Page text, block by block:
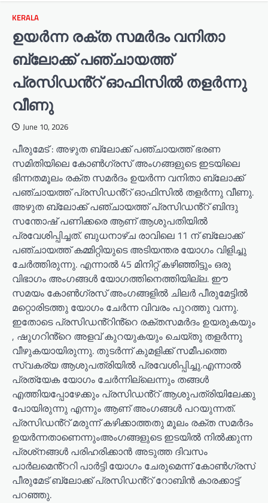
KERALA
ഉയർന്ന രക്ത സമർദം വനിതാ
ബ്ലോക്ക് പഞ്ചായത്ത്
പ്രസിഡൻ്റ് ഓഫിസിൽ തളർന്നു
വീണു
June 10, 2026
പീരുമേട് : അഴുത ബ്ലോക്ക് പഞ്ചായത്ത് ഭരണ
സമിതിയിലെ കോൺഗ്രസ് അംഗങ്ങളുടെ ഇടയിലെ
ഭിന്നതമൂലം രക്ത സമർദം ഉയർന്ന വനിതാ ബ്ലോക്ക്
പഞ്ചായത്ത് പ്രസിഡൻ്റ് ഓഫിസിൽ തളർന്നു വീണു.
അഴുത ബ്ലോക്ക് പഞ്ചായത്ത് പ്രസിഡൻ്റ് ബിന്ദു
സന്തോഷ് പണിക്കരെ ആണ് ആശുപതിയിൽ
പ്രവേശിപ്പിച്ചത്. ബുധനാഴ്ച രാവിലെ 11 ന് ബ്ലോക്ക്
പഞ്ചായത്ത് കമ്മിറ്റിയുടെ അടിയന്തര യോഗം വിളിച്ചു
ചേർത്തിരുന്നു. എന്നാൽ 45 മിനിറ്റ് കഴിഞ്ഞിട്ടും ഒരു
വിഭാഗം അംഗങ്ങൾ യോഗത്തിനെത്തിയില്ല. ഈ
സമയം കോൺഗ്രസ് അംഗങ്ങളിൽ ചിലർ പീരുമേട്ടിൽ
മറ്റൊരിടത്തു യോഗം ചേർന്ന വിവരം പുറത്തു വന്നു.
ഇതോടെ പ്രസിഡൻ്റിൻ്റെ രക്തസമർദം ഉയരുകയും
, ഷുഗറിൻ്റെ അളവ് കുറയുകയും ചെയ്തു തളർന്നു
വീഴുകയായിരുന്നു. തുടർന്ന് കുമളിക്ക് സമീപത്തെ
സ്വകര്യ ആശുപത്രിയിൽ പ്രവേശിപ്പിച്ചു.എന്നാൽ
പ്രത്യേക യോഗം ചേർന്നില്ലെന്നും തങ്ങൾ
എത്തിയപ്പോഴേക്കും പ്രസിഡൻ്റ് ആശുപത്രിയിലേക്കു
പോയിരുന്നു എന്നും ആണ് അംഗങ്ങൾ പറയുന്നത്.
പ്രസിഡൻ്റ് മരുന്ന് കഴിക്കാത്തതു മൂലം രക്ത സമർദം
ഉയർന്നതാണെന്നുംഅംഗങ്ങളുടെ ഇടയിൽ നിൽക്കുന്ന
പ്രശ്‌നങ്ങൾ പരിഹരിക്കാൻ അടുത്ത ദിവസം
പാർലമെൻ്ററി പാർട്ടി യോഗം ചേരുമെന്ന് കോൺഗ്രസ്
പീരുമേട് ബ്ലോക്ക് പ്രസിഡൻ്റ് റോബിൻ കാരക്കാട്ട്
പറഞ്ഞു.